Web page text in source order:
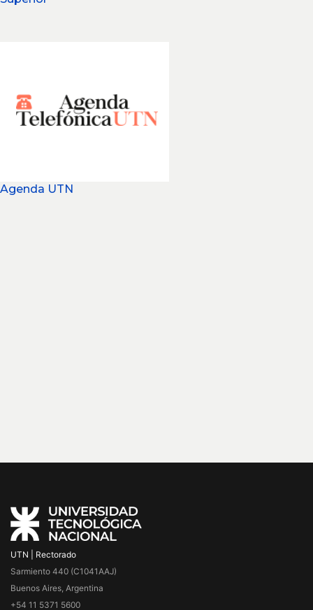
Agenda UTN
UTN | Rectorado
Sarmiento 440 (C1041AAJ)
Buenos Aires, Argentina
+54 11 5371 5600